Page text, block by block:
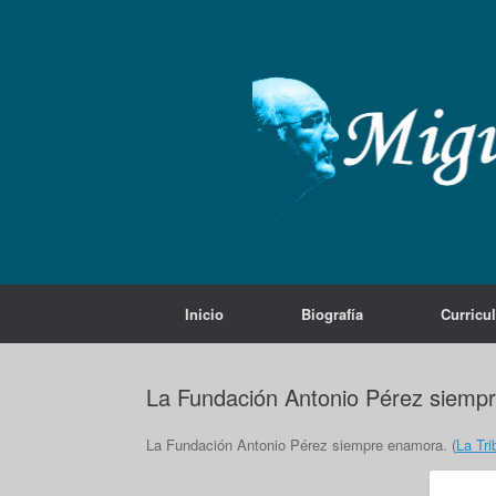
Inicio Biografía
La Fundación Antonio Pérez
La Fundación Antonio Pérez siempre enamora. (La